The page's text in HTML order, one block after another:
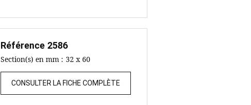
Référence 2586
Section(s) en mm : 32 x 60
CONSULTER LA FICHE COMPLÈTE